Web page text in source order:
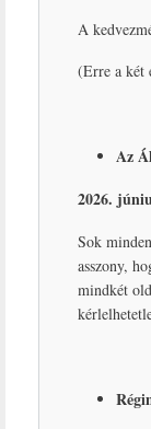
A
(Erre a két
Az
2026.
Sok
asszony,
mindkét